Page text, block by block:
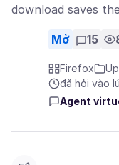
download saves
Mở 15
Firefox
đã hỏi vào
Agent